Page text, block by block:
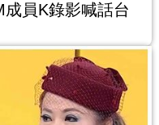
員K錄影喊話台